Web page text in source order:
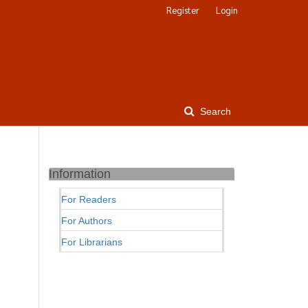
Search
Register Login
Information
For Readers
For Authors
For Librarians